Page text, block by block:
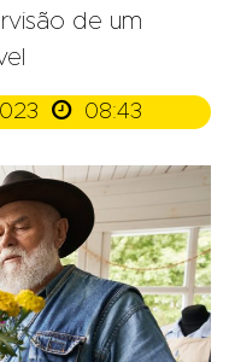
de um
 08:43